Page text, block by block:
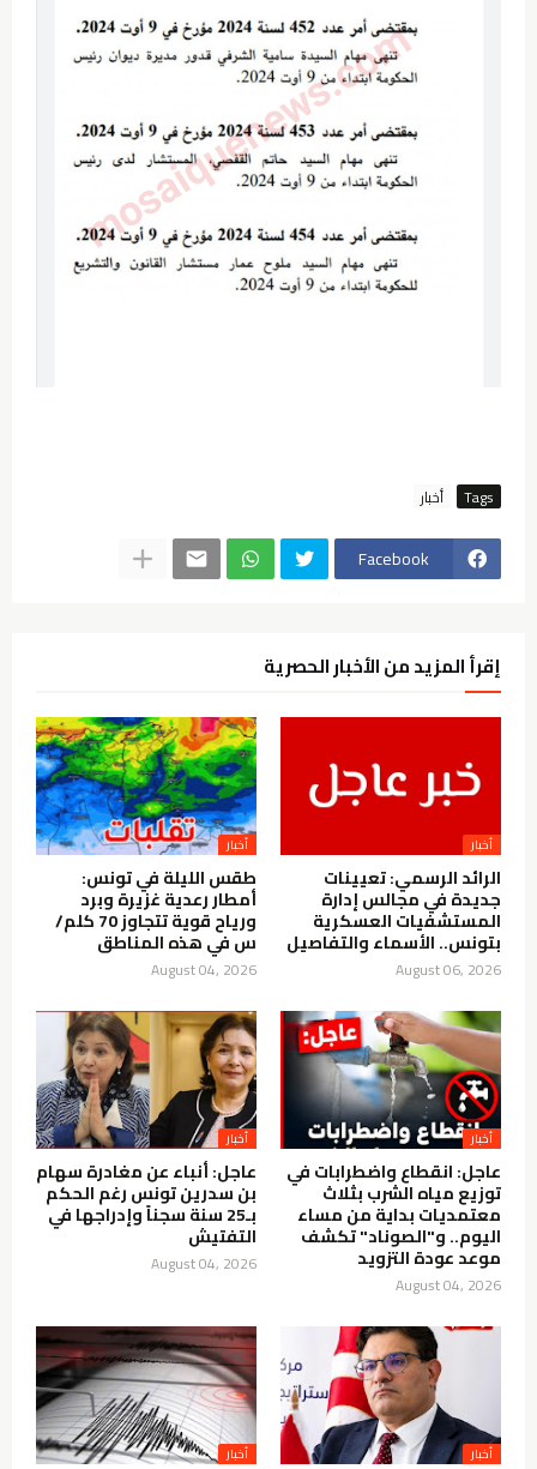
Tags أخبار
Facebook
إقرأ المزيد من الأخبار الحصرية
أخبار
الرائد الرسمي: تعيينات
جديدة في مجالس إدارة
المستشفيات العسكرية
بتونس.. الأسماء والتفاصيل
August 06, 2026
أخبار
طقس الليلة في تونس:
أمطار رعدية غزيرة وبرد
ورياح قوية تتجاوز 70 كلم/
س في هذه المناطق
August 04, 2026
أخبار
عاجل: انقطاع واضطرابات في
توزيع مياه الشرب بثلاث
معتمديات بداية من مساء
اليوم.. و"الصوناد" تكشف
موعد عودة التزويد
August 04, 2026
أخبار
عاجل: أنباء عن مغادرة سهام
بن سدرين تونس رغم الحكم
بـ25 سنة سجناً وإدراجها في
التفتيش
August 04, 2026
أخبار أخبار